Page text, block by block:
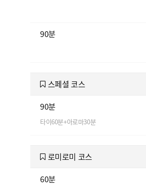
90분
스페셜 코스
90분
타이60분+아로마30분
로미로미 코스
60분